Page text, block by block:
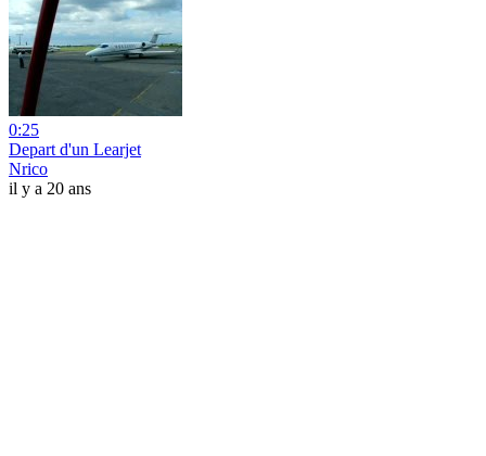
0:25
Depart d'un Learjet
Nrico
il y a 20 ans